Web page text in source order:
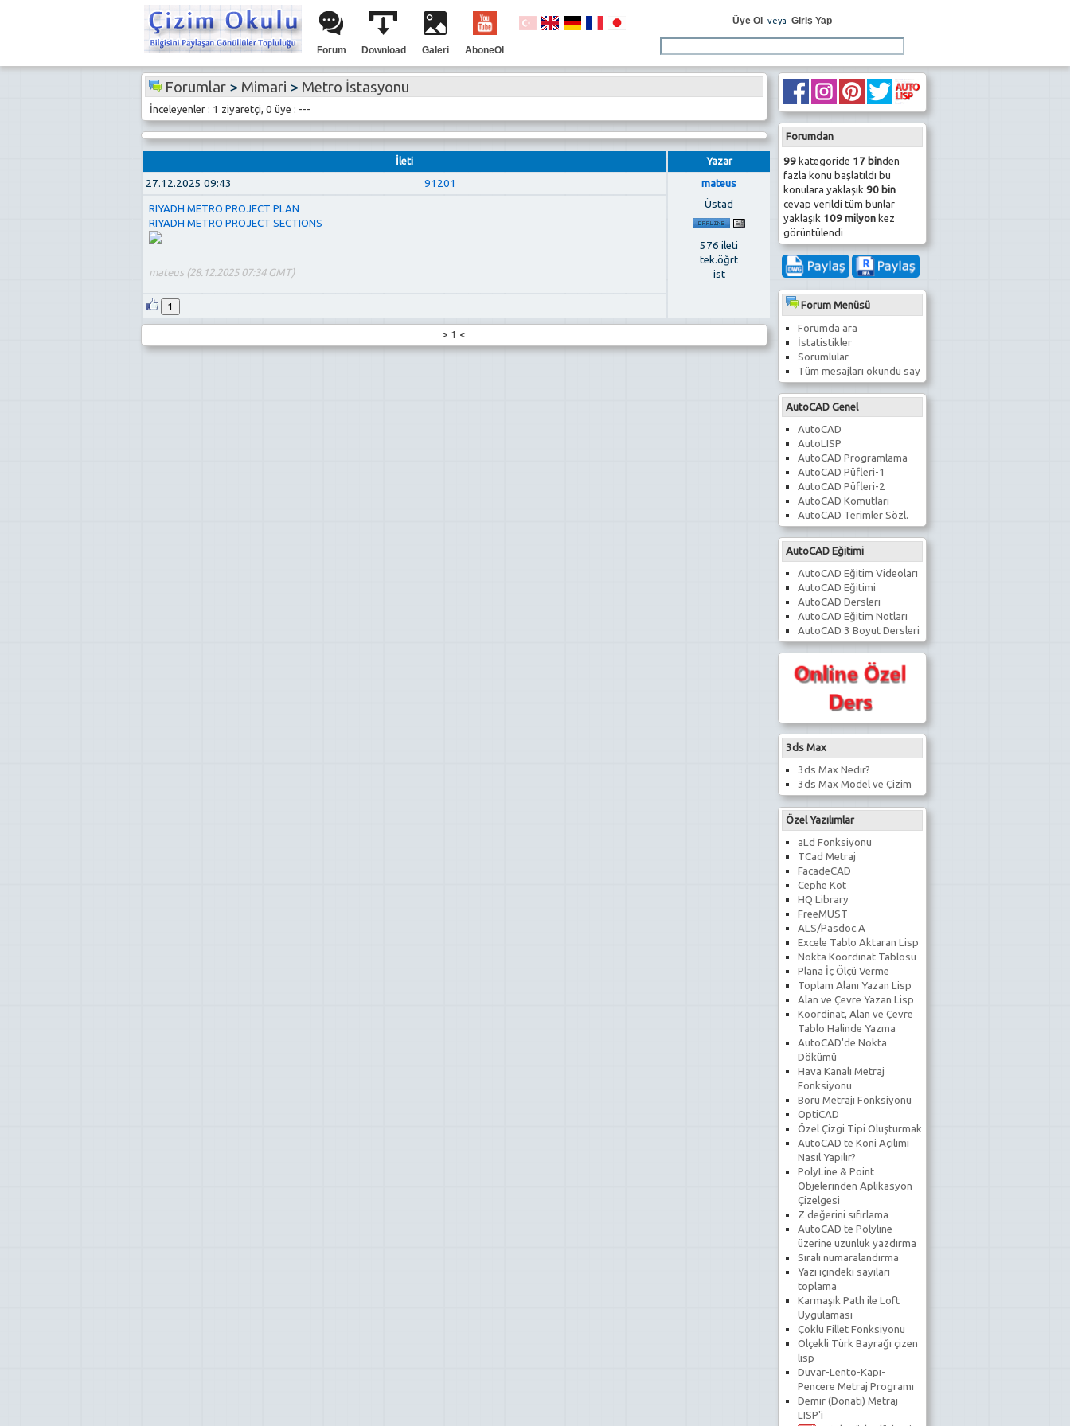
Forum Download Galeri AboneOl
Üye Ol veya Giriş Yap
Forumdan
99kategoride 17 binden
fazla konu başlatıldı bu
konulara yaklaşık 90 bin
cevap verildi tüm bunlar
yaklaşık 109 milyonkez
görüntülendi
Forum Menüsü
Forumda ara
İstatistikler
Sorumlular
Tüm mesajları okundu say
AutoCAD Genel
AutoCAD
AutoLISP
AutoCAD Programlama
AutoCAD Püfleri-1
AutoCAD Püfleri-2
AutoCAD Komutları
AutoCAD Terimler Sözl.
AutoCAD Eğitimi
AutoCAD Eğitim Videoları
AutoCAD Eğitimi
AutoCAD Dersleri
AutoCAD Eğitim Notları
AutoCAD 3 Boyut Dersleri
3ds Max
3ds Max Nedir?
3ds Max Model ve Çizim
Özel Yazılımlar
aLd Fonksiyonu
TCad Metraj
FacadeCAD
Cephe Kot
HQ Library
FreeMUST
ALS/Pasdoc.A
Excele Tablo Aktaran Lisp
Nokta Koordinat Tablosu
Plana İç Ölçü Verme
Toplam Alanı Yazan Lisp
Alan ve Çevre Yazan Lisp
Koordinat, Alan ve Çevre
Tablo Halinde Yazma
AutoCAD'de Nokta
Dökümü
Hava Kanalı Metraj
Fonksiyonu
Boru Metrajı Fonksiyonu
OptiCAD
Özel Çizgi Tipi Oluşturmak
AutoCAD te Koni Açılımı
Nasıl Yapılır?
PolyLine & Point
Objelerinden Aplikasyon
Çizelgesi
Z değerini sıfırlama
AutoCAD te Polyline
üzerine uzunluk yazdırma
Sıralı numaralandırma
Yazı içindeki sayıları
toplama
Karmaşık Path ile Loft
Uygulaması
Çoklu Fillet Fonksiyonu
Ölçekli Türk Bayrağı çizen
lisp
Duvar-Lento-Kapı-
Pencere Metraj Programı
Demir (Donatı) Metraj
LISP'i
Forumlar> Mimari > Metro İstasyonu
İnceleyenler : 1 ziyaretçi, 0 üye : ---
İleti
Yazar
27.12.2025 09:43
91201
mateus
Üstad
576 ileti
tek.öğrt
ist
RIYADH METRO PROJECT PLAN
RIYADH METRO PROJECT SECTIONS
mateus (28.12.2025 07:34 GMT)
1
> 1 <